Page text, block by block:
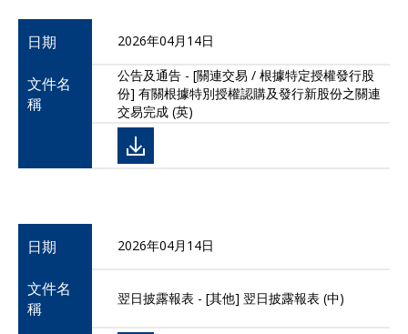
日期 2026年04月14日
文件名
稱
公告及通告 - [關連交易 / 根據特定授權發行股
份] 有關根據特別授權認購及發行新股份之關連
交易完成 (英)
日期 2026年04月14日
文件名
稱
翌日披露報表 - [其他] 翌日披露報表 (中)